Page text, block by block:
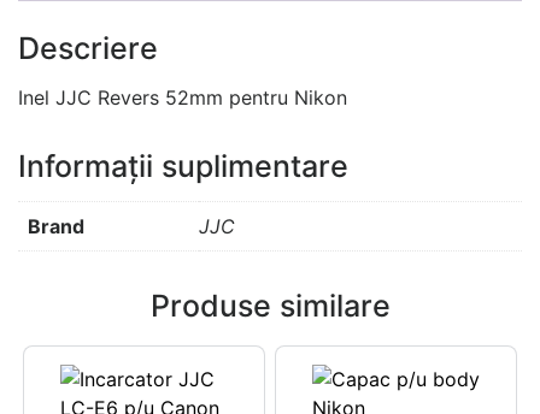
Descriere
Inel JJC Revers 52mm pentru Nikon
Informații suplimentare
Brand JJC
Produse similare